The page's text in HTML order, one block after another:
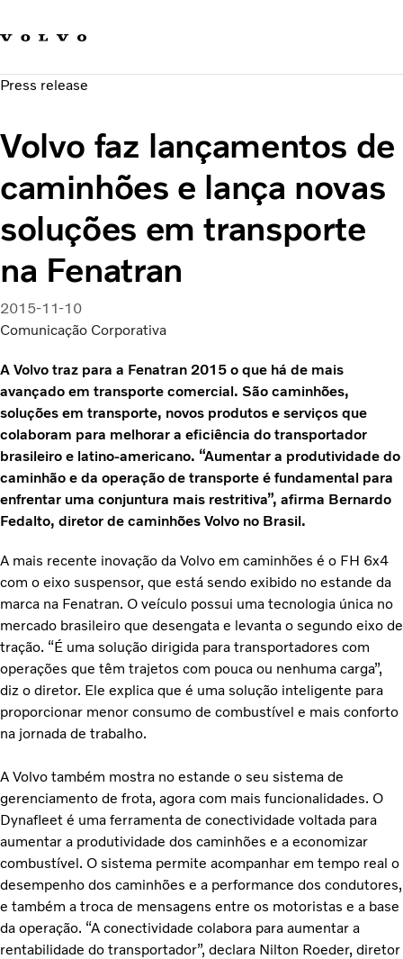
Carreira
Sustentabilidade e Segurança
Press release
Volvo faz lançamentos de
caminhões e lança novas
soluções em transporte
na Fenatran
2015-11-10
Comunicação Corporativa
A Volvo traz para a Fenatran 2015 o que há de mais
avançado em transporte comercial. São caminhões,
soluções em transporte, novos produtos e serviços que
colaboram para melhorar a eficiência do transportador
brasileiro e latino-americano. “Aumentar a produtividade do
caminhão e da operação de transporte é fundamental para
enfrentar uma conjuntura mais restritiva”, afirma Bernardo
Fedalto, diretor de caminhões Volvo no Brasil.
A mais recente inovação da Volvo em caminhões é o FH 6x4
com o eixo suspensor, que está sendo exibido no estande da
marca na Fenatran. O veículo possui uma tecnologia única no
mercado brasileiro que desengata e levanta o segundo eixo de
tração. “É uma solução dirigida para transportadores com
operações que têm trajetos com pouca ou nenhuma carga”,
diz o diretor. Ele explica que é uma solução inteligente para
proporcionar menor consumo de combustível e mais conforto
na jornada de trabalho.
A Volvo também mostra no estande o seu sistema de
gerenciamento de frota, agora com mais funcionalidades. O
Dynafleet é uma ferramenta de conectividade voltada para
aumentar a produtividade dos caminhões e a economizar
combustível. O sistema permite acompanhar em tempo real o
desempenho dos caminhões e a performance dos condutores,
e também a troca de mensagens entre os motoristas e a base
da operação. “A conectividade colabora para aumentar a
rentabilidade do transportador”, declara Nilton Roeder, diretor